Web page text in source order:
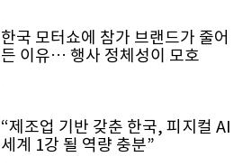
한국 모터쇼에 참가 브랜드가 줄어
든 이유… 행사 정체성이 모호
“제조업 기반 갖춘 한국, 피지컬 AI
세계 1강 될 역량 충분”